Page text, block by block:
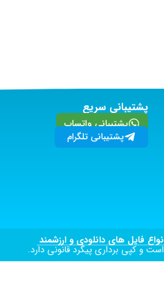
پشتیبانی سریع
پشتیبانی واتساپ
پشتیبانی تلگرام
فایل های دانلودی و ارزشمند
و کپی برداری پیگرد قانونی دارد.